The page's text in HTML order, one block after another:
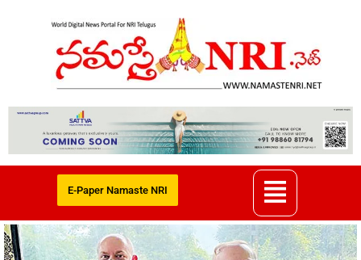
E-Paper Namaste NRI